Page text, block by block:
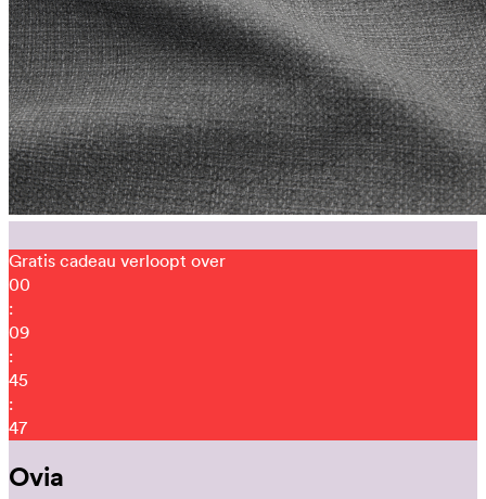
Gratis cadeau verloopt over
00
:
09
:
45
:
41
Ovia